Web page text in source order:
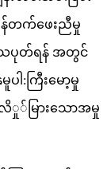
န်တက်ဖေးညီမှု
ယ်သပုတ်ရန် အတွင်
ါ:ကြီးမော့မှု
လိှု်မြားသောအမှု